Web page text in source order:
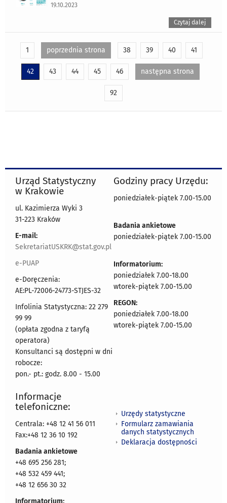
19.10.2023
Czytaj dalej
1 poprzednia strona 38 39 40 41
42 43 44 45 46 następna strona
92
Urząd Statystyczny
w Krakowie
ul. Kazimierza Wyki 3
31-223 Kraków
E-mail:
SekretariatUSKRK@stat.gov.pl
e-PUAP
e-Doręczenia:
AE:PL-72006-24773-STJES-32
Infolinia Statystyczna: 22 279
99 99
(opłata zgodna z taryfą
operatora)
Konsultanci są dostępni w dni
robocze:
pon.- pt.: godz. 8.00 - 15.00
Godziny pracy Urzędu:
poniedziałek-piątek 7.00-15.00
Badania ankietowe
poniedziałek-piątek 7.00-15.00
Informatorium:
poniedziałek 7.00-18.00
wtorek-piątek 7.00-15.00
REGON:
poniedziałek 7.00-18.00
wtorek-piątek 7.00-15.00
Informacje
telefoniczne:
Centrala: +48 12 41 56 011
Fax:+48 12 36 10 192
Badania ankietowe
+48 695 256 281;
+48 532 459 441;
+48 12 656 30 32
Urzędy statystyczne
Formularz zamawiania
danych statystycznych
Deklaracja dostępności